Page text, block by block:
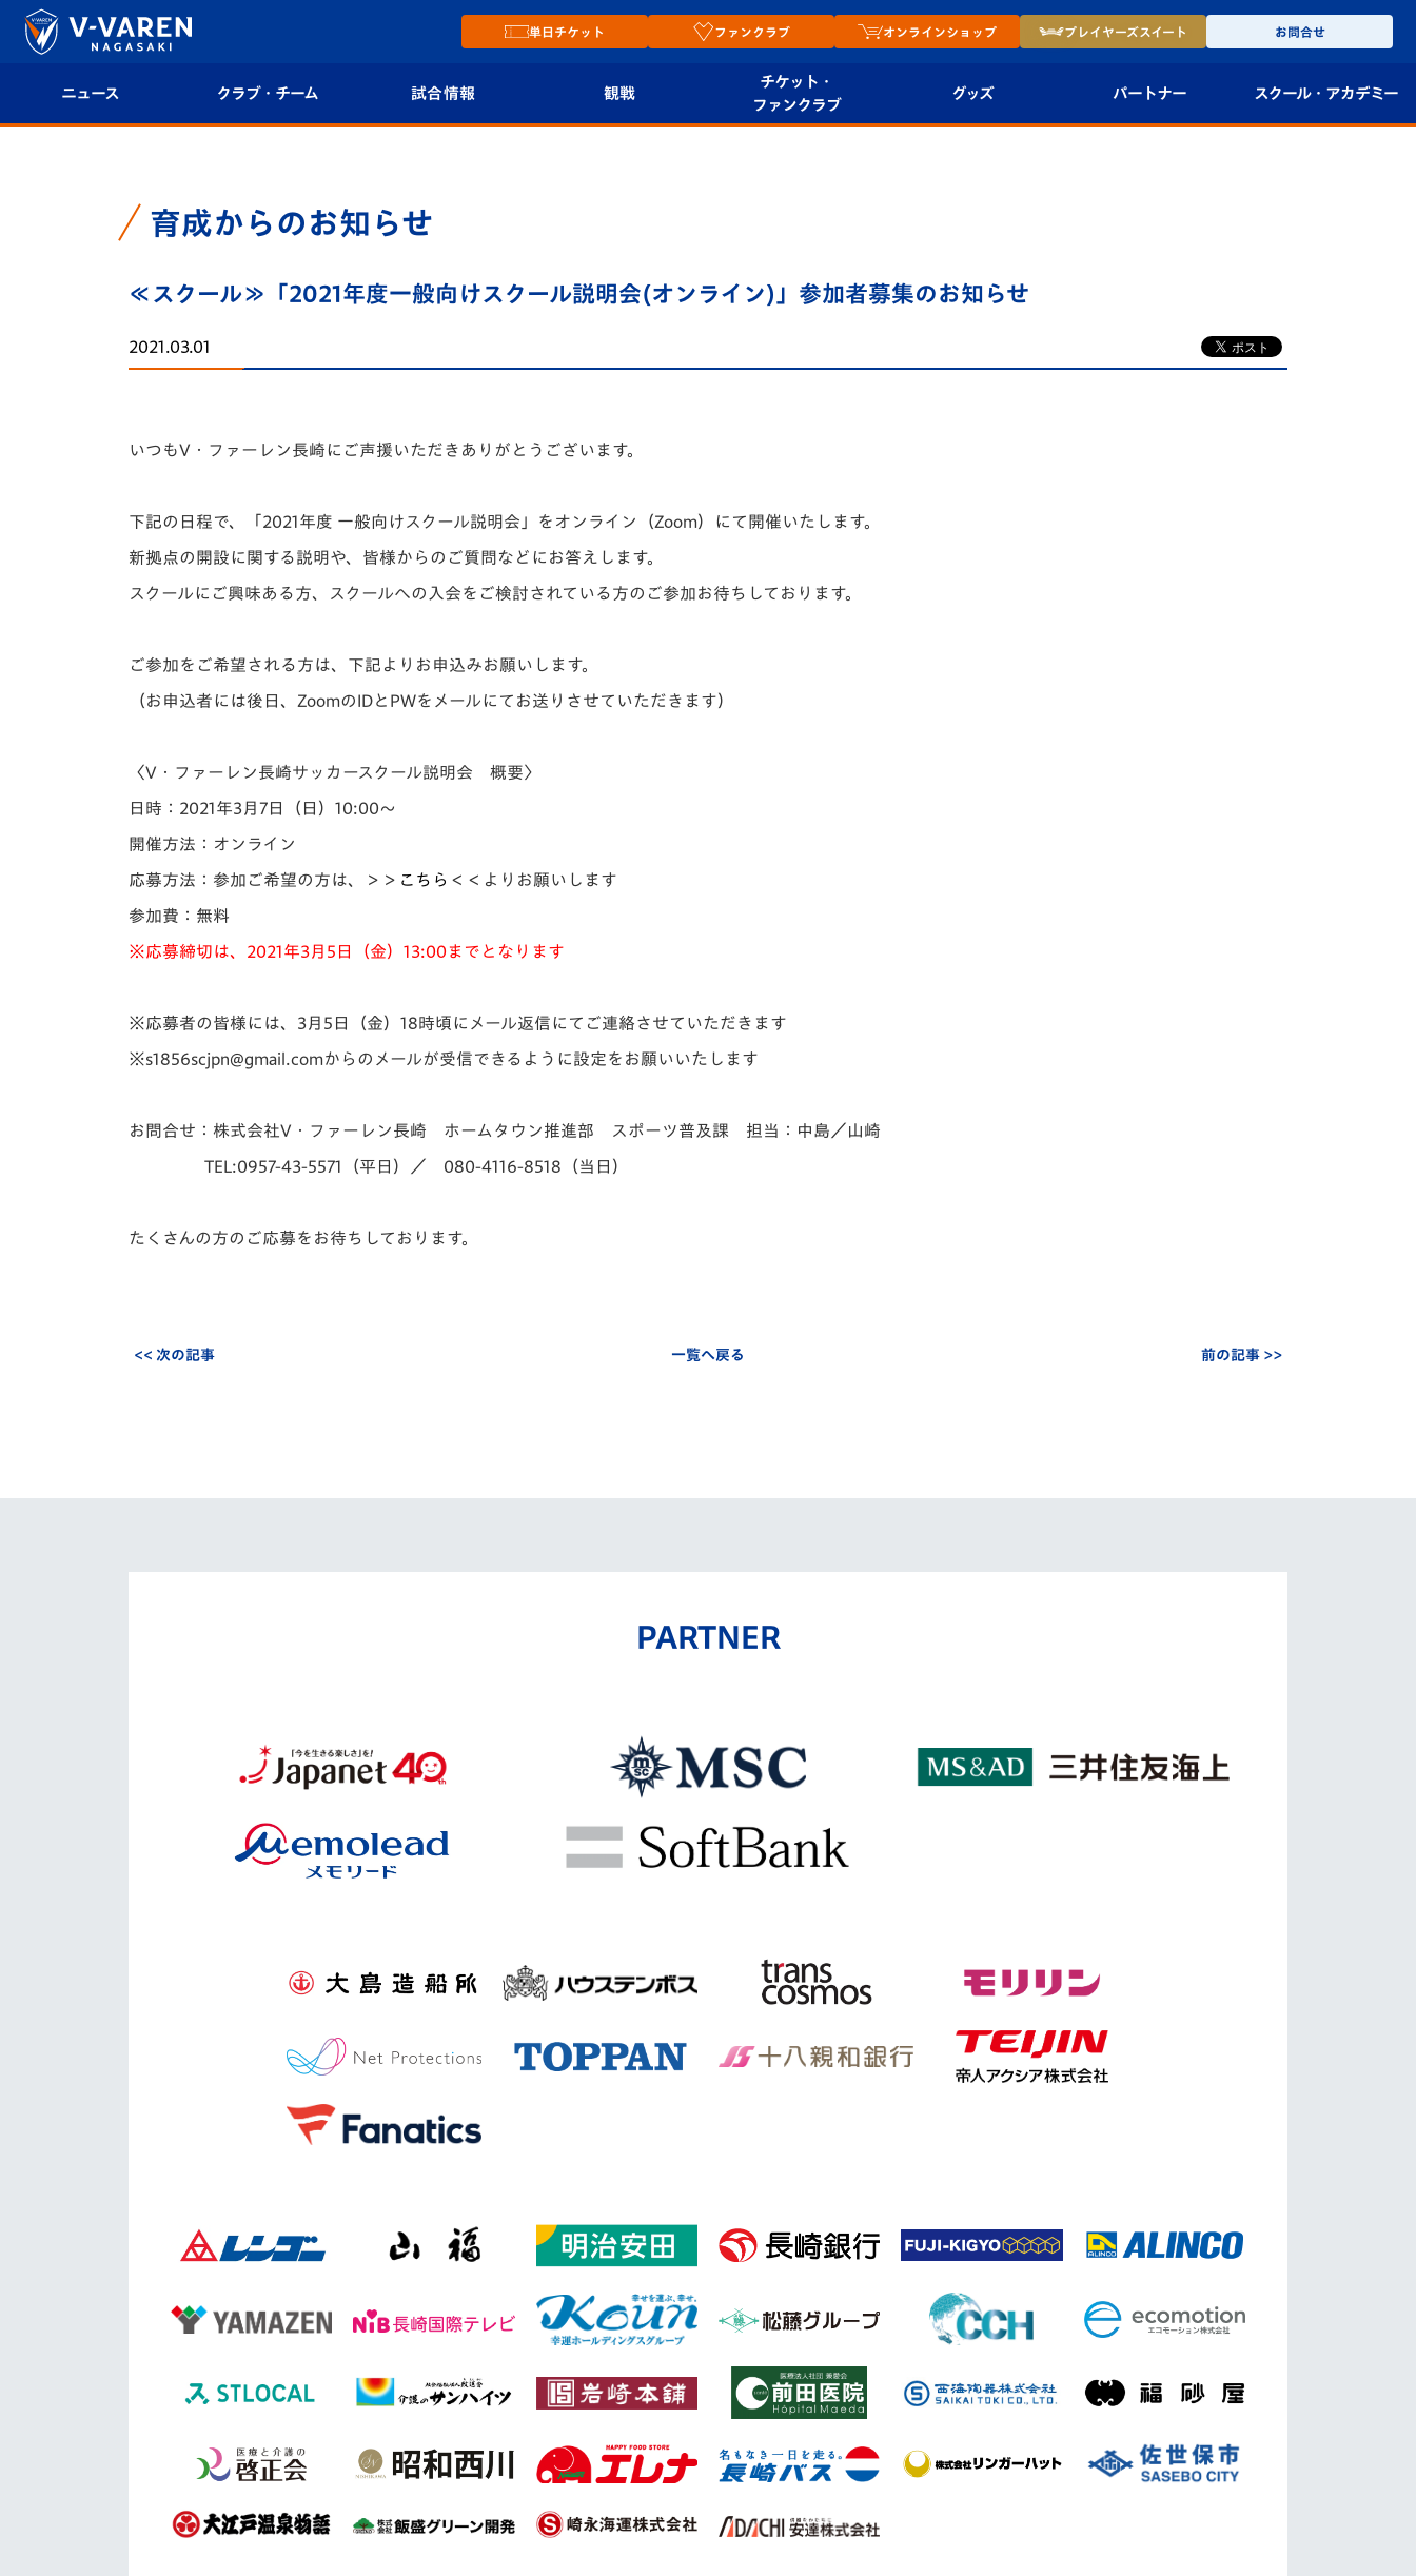
単日チケット ファンクラブ オンラインショップ プレイヤーズスイート お問合せ
ニュース クラブ・チーム
選手プロフィール
チームスケジュール
場）
応援メディア
平和祈念活動
ホームタウン活動
試合情報
フォトギャラリー
観戦
Revive Team
チケット・
ファンクラブ
V-LOVERS（ファン
グッズ
店舗情報
パートナー スクール・ アカデミー
スクール
育成からのお知らせ
≪スクール≫「2021年度一般向けスクール説明会(オンライン)」参加者募集のお知らせ
2021.03.01
いつもV・ファーレン長崎にご声援いただきありがとうございます。
下記の日程で、「2021年度 一般向けスクール説明会」をオンライン（Zoom）にて開催いたします。
新拠点の開設に関する説明や、皆様からのご質問などにお答えします。
スクールにご興味ある方、スクールへの入会をご検討されている方のご参加お待ちしております。
ご参加をご希望される方は、下記よりお申込みお願いします。
（お申込者には後日、ZoomのIDとPWをメールにてお送りさせていただきます）
〈V・ファーレン長崎サッカースクール説明会 概要〉
日時：2021年3月7日（日）10:00～
開催方法：オンライン
応募方法：参加ご希望の方は、 ＞＞ こちら ＜＜ よりお願いします
参加費：無料
※応募締切は、2021年3月5日（金）13:00までとなります
※応募者の皆様には、3月5日（金）18時頃にメール返信にてご連絡させていただきます
※s1856scjpn@gmail.comからのメールが受信できるように設定をお願いいたします
お問合せ：株式会社V・ファーレン長崎 ホームタウン推進部 スポーツ普及課 担当：中島／山崎
TEL:0957-43-5571（平日）／ 080-4116-8518（当日）
たくさんの方のご応募をお待ちしております。
<< 次の記事 一覧へ戻る 前の記事 >>
PARTNER